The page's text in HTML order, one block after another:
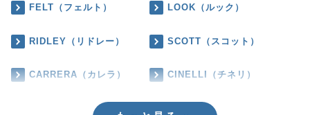
FELT（フェルト） LOOK（ルック）
RIDLEY（リドレー） SCOTT（スコット）
CARRERA（カレラ） CINELLI（チネリ）